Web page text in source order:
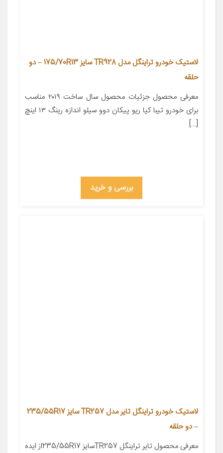
لاستیک خودرو تراینگل مدل TR928 سایز 175/70R13 – دو
حلقه
معرفی محصول جزئیات محصول سال ساخت ۲۰۱۹ مناسب
برای خودرو تیبا کیا ریو پیکان دوو سیلو اندازه رینگ ۱۳ اینچ
[…]
بررسی و خرید
لاستیک خودرو تراینگل تایر مدل TR257 سایز 235/55R17
– دو حلقه
معرفی محصول تایر تراینگل TR257سایز 235/55R17از ایده